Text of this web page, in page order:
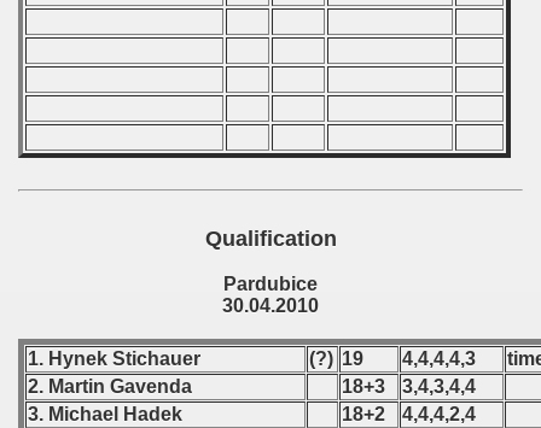
Qualification
Pardubice
30.04.2010
1. Hynek Stichauer (?) 19 4,4,4,4,3
2. Martin Gavenda
18+3
3,4,3,4,4
3. Michael Hadek
18+2
4,4,4,2,4
- 2001
- 2002
- 2004
- 2007
- 2008